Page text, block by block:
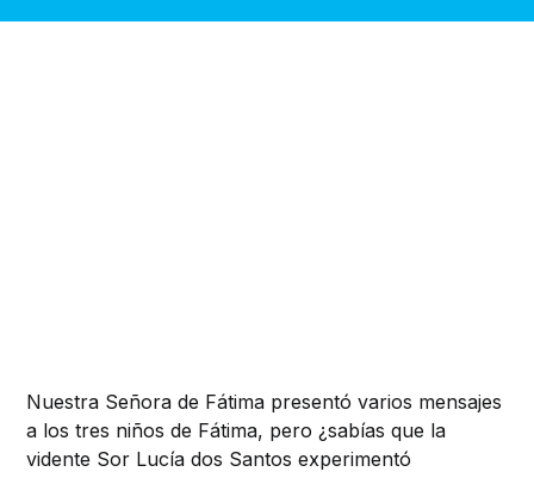
Nuestra Señora de Fátima presentó varios mensajes
a los tres niños de Fátima, pero ¿sabías que la
vidente Sor Lucía dos Santos experimentó